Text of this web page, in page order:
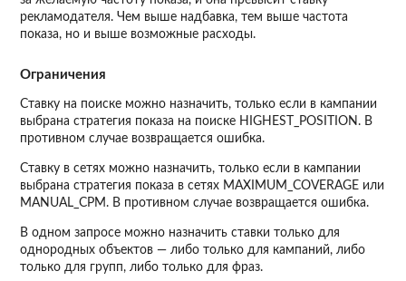
рекламодателя. Чем выше надбавка, тем выше частота
показа, но и выше возможные расходы.
Ограничения
Ставку на поиске можно назначить, только если в кампании
выбрана стратегия показа на поиске HIGHEST_POSITION. В
противном случае возвращается ошибка.
Ставку в сетях можно назначить, только если в кампании
выбрана стратегия показа в сетях MAXIMUM_COVERAGE или
MANUAL_CPM. В противном случае возвращается ошибка.
В одном запросе можно назначить ставки только для
однородных объектов — либо только для кампаний, либо
только для групп, либо только для фраз.